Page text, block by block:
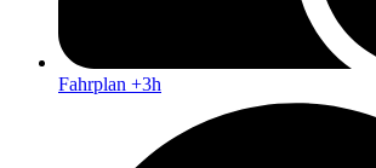
Fahrplan +3h